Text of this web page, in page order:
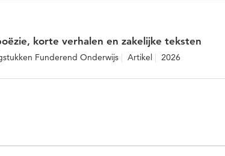
korte verhalen en zakelijke teksten
Funderend Onderwijs Artikel 2026